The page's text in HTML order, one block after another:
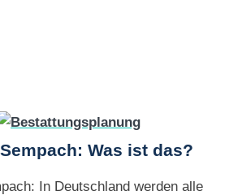
Was ist das?
In Deutschland werden alle